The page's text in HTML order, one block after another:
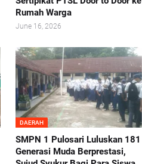
Rumah Warga
June 16, 2026
DAERAH
SMPN 1 Pulosari Luluskan 181
Generasi Muda Berprestasi,